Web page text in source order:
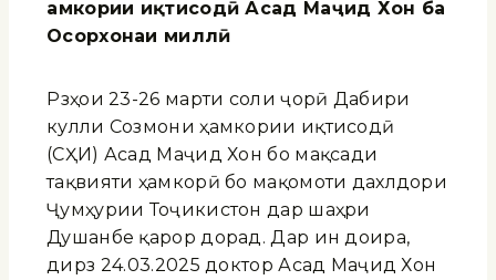
ҳамкории иқтисодӣ Асад Маҷид Хон ба
Осорхонаи миллӣ
Рӯзҳои 23-26 марти соли ҷорӣ Дабири
кулли Созмони ҳамкории иқтисодӣ
(СҲИ) Асад Маҷид Хон бо мақсади
тақвияти ҳамкорӣ бо мақомоти дахлдори
Ҷумҳурии Тоҷикистон дар шаҳри
Душанбе қарор дорад. Дар ин доира,
дирӯз 24.03.2025 доктор Асад Маҷид Хон